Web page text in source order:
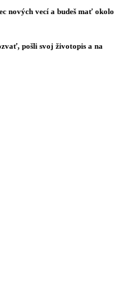
nových vecí a budeš mať okolo
pošli svoj životopis a na